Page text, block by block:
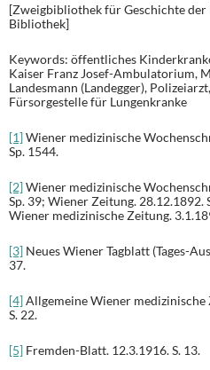
[Zweigbibliothek für Geschichte der
Bibliothek]
Keywords: öffentliches
Kaiser Franz Josef-Ambulatorium,
Landesmann (Landegger),
Fürsorgestelle für Lungenkranke
[1]Wiener medizinische
Sp. 1544.
[2]Wiener medizinische
Sp. 39; Wiener Zeitung. 28.12.1892.
Wiener medizinische Zeitung.
[3] Neues Wiener Tagblatt (Tages-
37.
[4]Allgemeine Wiener medizinische
S. 22.
[5] Fremden-Blatt. 12.3.1916. S. 13.